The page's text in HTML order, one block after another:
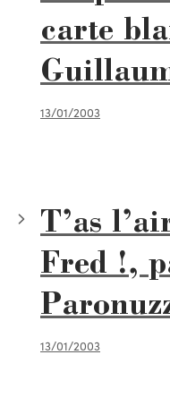
carte
13/01/2003
T’as
Fred !,
13/01/2003